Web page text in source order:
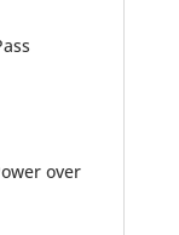
over